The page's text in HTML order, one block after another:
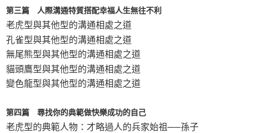
第三篇 人際溝通特質搭配幸福人生無往不利
老虎型與其他型的溝通相處之道
孔雀型與其他型的溝通相處之道
無尾熊型與其他型的溝通相處之道
貓頭鷹型與其他型的溝通相處之道
變色龍型與其他型的溝通相處之道
第四篇 尋找你的典範做快樂成功的自己
老虎型的典範人物：才略過人的兵家始祖──孫子